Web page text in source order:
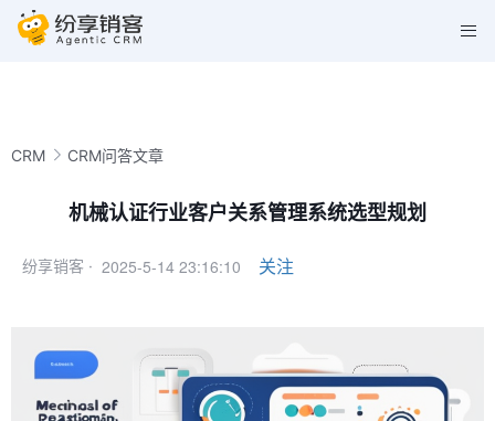
CRM CRM问答文章
机械认证行业客户关系管理系统选型规划
纷享销客 · 2025-5-14 23:16:10 关注